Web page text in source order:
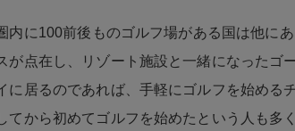
内に100前後ものゴルフ場がある国は他に
が点在し、リゾート施設と一緒になったゴ
に居るのであれば、手軽にゴルフを始める
てから初めてゴルフを始めたという人も多